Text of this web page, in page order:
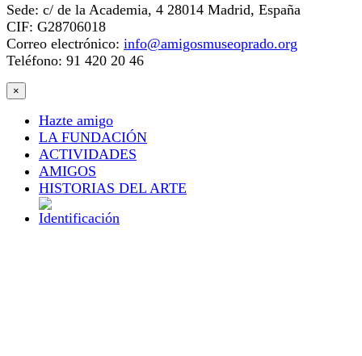
Sede: c/ de la Academia, 4 28014 Madrid, España
CIF: G28706018
Correo electrónico: info@amigosmuseoprado.org
Teléfono: 91 420 20 46
×
Hazte amigo
LA FUNDACIÓN
ACTIVIDADES
AMIGOS
HISTORIAS DEL ARTE